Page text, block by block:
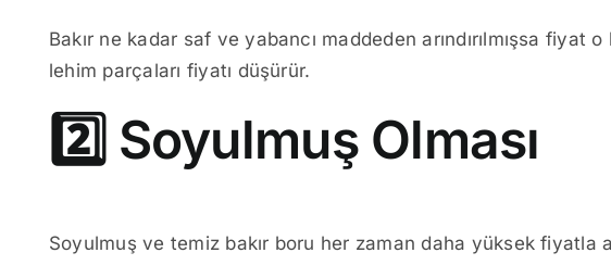
Bakır ne kadar saf ve yabancı maddeden arındırılmışsa fiyat
lehim parçaları fiyatı düşürür.
2️⃣ Soyulmuş Olması
Soyulmuş ve temiz bakır boru her zaman daha yüksek fiyatla